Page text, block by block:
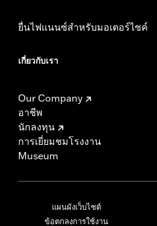
ยื่นไฟแนนซ์สำหรับมอเตอร์ไซค์
เกี่ยวกับเรา
Our Company
อาชีพ
นักลงทุน
การเยี่ยมชมโรงงาน
Museum
แผนผังเว็บไซต์
ข้อตกลงการใช้งาน